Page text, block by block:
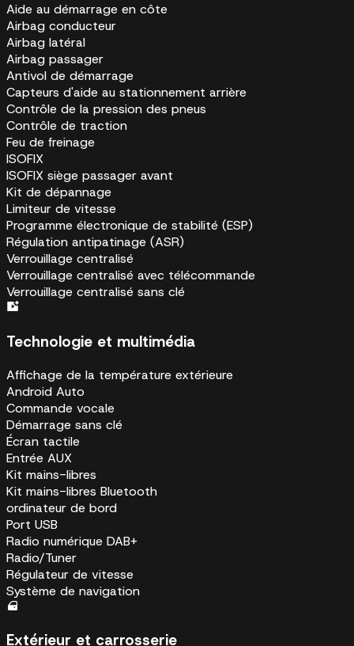
Aide au démarrage en côte
Airbag conducteur
Airbag latéral
Airbag passager
Antivol de démarrage
Capteurs d'aide au stationnement arrière
Contrôle de la pression des pneus
Contrôle de traction
Feu de freinage
ISOFIX
ISOFIX siège passager avant
Kit de dépannage
Limiteur de vitesse
Programme électronique de stabilité (ESP)
Régulation antipatinage (ASR)
Verrouillage centralisé
Verrouillage centralisé avec télécommande
Verrouillage centralisé sans clé
Technologie et multimédia
Affichage de la température extérieure
Android Auto
Commande vocale
Démarrage sans clé
Écran tactile
Entrée AUX
Kit mains-libres
Kit mains-libres Bluetooth
ordinateur de bord
Port USB
Radio numérique DAB+
Radio/Tuner
Régulateur de vitesse
Système de navigation
Extérieur et carrosserie